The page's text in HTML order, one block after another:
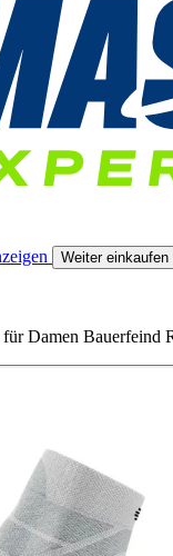
Weiter einkaufen
Damen Bauerfeind